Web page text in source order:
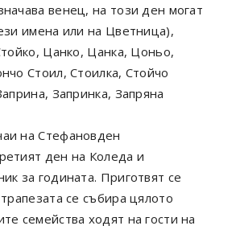
венец, на този ден могат
имена или на Цветница),
Цанко, Цанка, Цоньо,
Стоил, Стоилка, Стойчо
Запринка, Запряна
на Стефановден
ден на Коледа и
за годината. Приготвят се
се събира цялото
семейства ходят на гости на